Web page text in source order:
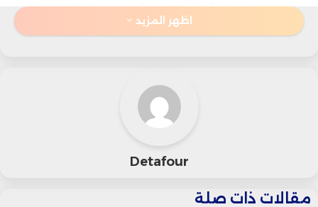
درهم، ضمن رؤية تهدف إلى تطوير البنية
التحتية لقطاع النقل وتعزيز شبكة القطارات
ويرتقب أن يشكل هذا الخط السككي نقلة
خلال تقليص زمن الرحلات بشكل كبير بين
المدينتين، إلى جانب دعم الدينامية
اظهر المزيد
Detafour
مقالات ذات صلة